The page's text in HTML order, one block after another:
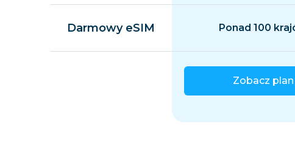
Darmowy eSIM Ponad 100
Zobacz plan